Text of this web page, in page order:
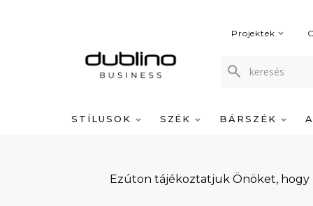
Projektek
STÍLUSOK SZÉK BÁRSZÉK
Ezúton tájékoztatjuk Önöket, hogy